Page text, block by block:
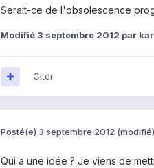
Serait-ce de l'obsolescence
Modifié 3 septembre 2012 par
Citer
Posté(e) 3 septembre 2012 (modifié)
Qui a une idée ? Je viens de